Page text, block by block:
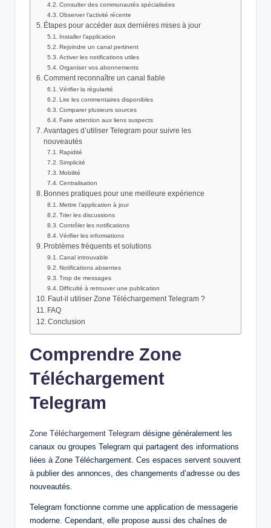
Consulter des communautés spécialisées
Observer l’activité récente
Étapes pour accéder aux dernières mises à jour
Installer l’application
Rejoindre un canal pertinent
Activer les notifications utiles
Organiser vos abonnements
Comment reconnaître un canal fiable
Vérifier la régularité
Lire les commentaires disponibles
Comparer plusieurs sources
Faire attention aux liens suspects
Avantages d’utiliser Telegram pour suivre les
nouveautés
Rapidité
Simplicité
Mobilité
Centralisation
Bonnes pratiques pour une meilleure expérience
Mettre l’application à jour
Trier les discussions
Contrôler les notifications
Vérifier les informations
Problèmes fréquents et solutions
Canal introuvable
Notifications absentes
Trop de messages
Difficulté à retrouver une publication
Faut-il utiliser Zone Téléchargement Telegram ?
FAQ
Conclusion
Comprendre Zone
Téléchargement
Telegram
Zone Téléchargement Telegram désigne généralement les
canaux ou groupes Telegram qui partagent des informations
liées à Zone Téléchargement. Ces espaces servent souvent
à publier des annonces, des changements d’adresse ou des
nouveautés.
Telegram fonctionne comme une application de messagerie
moderne. Cependant, elle propose aussi des chaînes de